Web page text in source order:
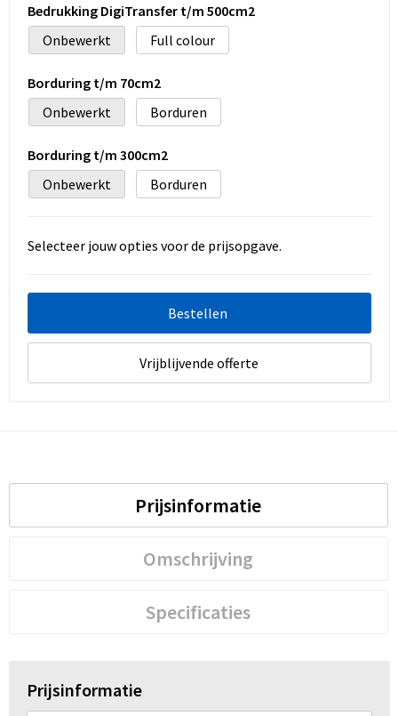
Bedrukking DigiTransfer t/m 500cm2
Onbewerkt
Full colour
Borduring t/m 70cm2
Onbewerkt
Borduren
Borduring t/m 300cm2
Onbewerkt
Borduren
Selecteer jouw opties voor de prijsopgave.
Bestellen
Vrijblijvende offerte
Prijsinformatie
Omschrijving
Specificaties
Prijsinformatie